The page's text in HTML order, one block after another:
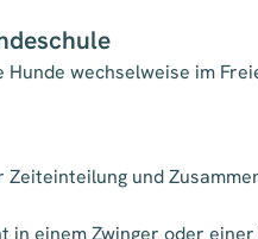
wechselweise im
und
in einem Zwinger oder